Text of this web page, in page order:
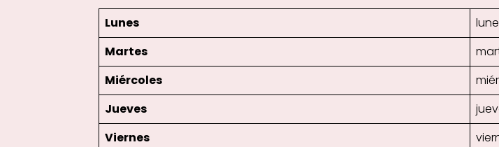
Lunes
Martes
Miércoles
Jueves
Viernes